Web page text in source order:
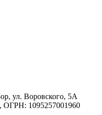
ул. Воровского, 5А
1095257001960